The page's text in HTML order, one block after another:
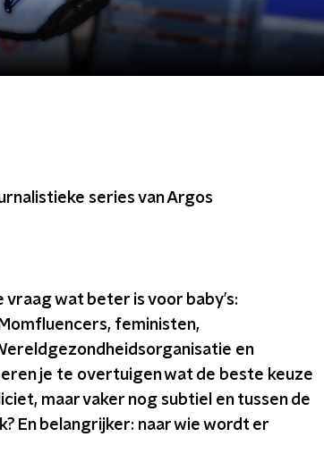
series van Argos
wat beter is voor baby’s:
feministen,
en
je te overtuigen wat de beste keuze
maar vaker nog subtiel en tussen de
En belangrijker: naar wie wordt er